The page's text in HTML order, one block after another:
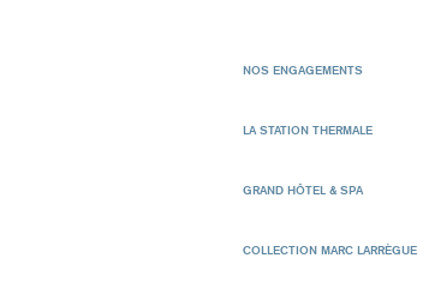
NOS ENGAGEMENTS
LA STATION THERMALE
GRAND HÔTEL & SPA
COLLECTION MARC LARRÈGUE